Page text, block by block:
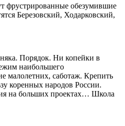
обезумившие
Березовский, Ходарковский,
Порядок. Ни копейки в
наибольшего
малолетних, саботаж. Крепить
коренных народов России.
на больших проектах… Школа